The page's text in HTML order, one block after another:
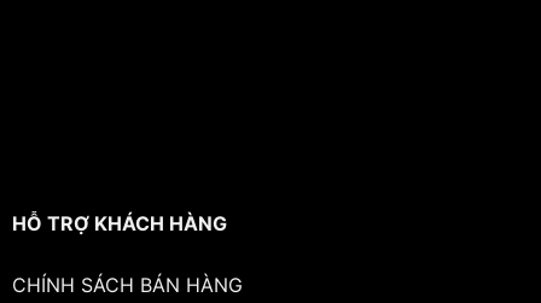
HỖ TRỢ KHÁCH HÀNG
CHÍNH SÁCH BÁN HÀNG